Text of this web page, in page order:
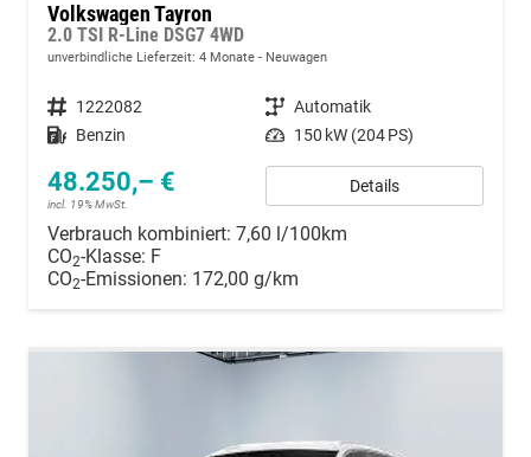
Volkswagen Tayron
2.0 TSI R-Line DSG7 4WD
unverbindliche Lieferzeit: 4 Monate Neuwagen
Fahrzeugnummer 1222082 Getriebe Automatik
Kraftstoff Benzin Leistung 150 kW (204 PS)
48.250,– €
incl. 19% MwSt.
Details
Verbrauch kombiniert: 7,60 l/100km
CO2-Klasse: F
CO2-Emissionen: 172,00 g/km